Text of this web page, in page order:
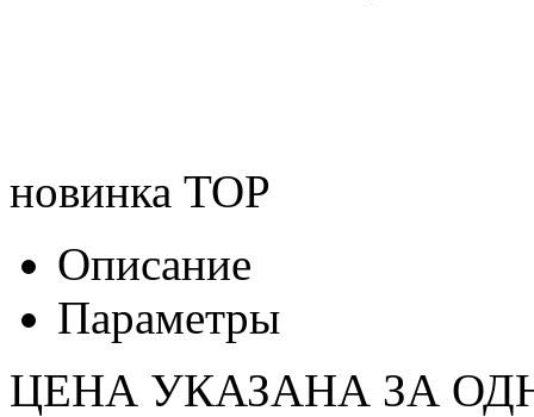
новинка TOP
Описание
Параметры
ЦЕНА УКАЗАНА ЗА